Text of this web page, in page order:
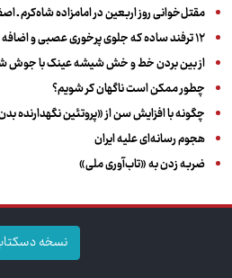
مقتل‌خوانی روز اربعین در امامزاده شاه‌کرم ـ
۱۲ ترفند ساده که جلوی پرخوری عصبی و اضافه ‌وزن را می‌گیرد
از بین بردن خط و خش شیشه عینک با جوش
چطور ممکن است ناگهان کر شویم؟
چگونه با افزایش سن از «پروتئین نگهدارنده
هجوم رسانه‌ای علیه ایران
ضربه زدن به «تاب‌آوری ملی»
نسخه